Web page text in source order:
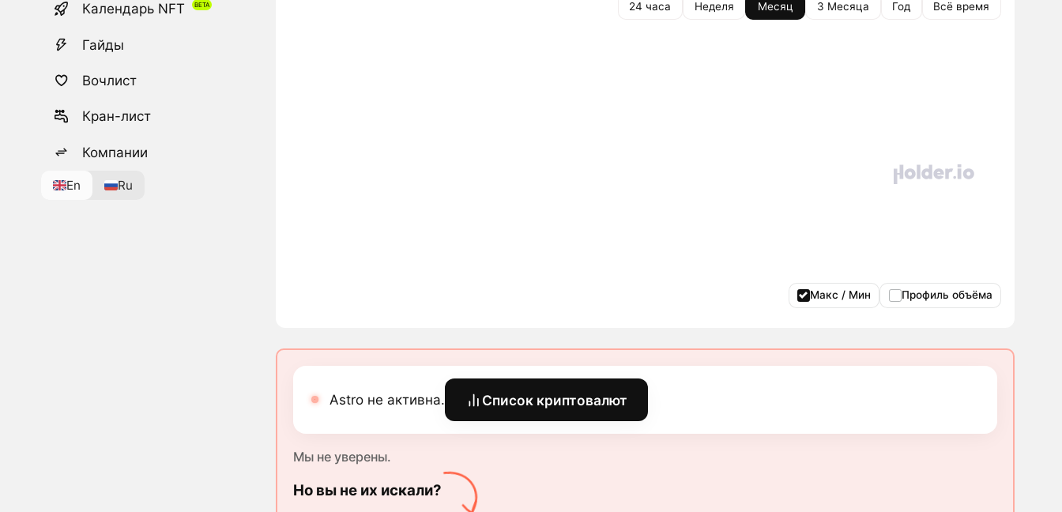
Календарь NFT
Гайды
Вочлист
Кран-лист
Компании
En Ru
24 часа Неделя Месяц 3 Месяца Год Всё время
Макс / Мин Профиль объёма
Astro не активна. Список криптовалют
Мы не уверены.
Но вы не их искали?